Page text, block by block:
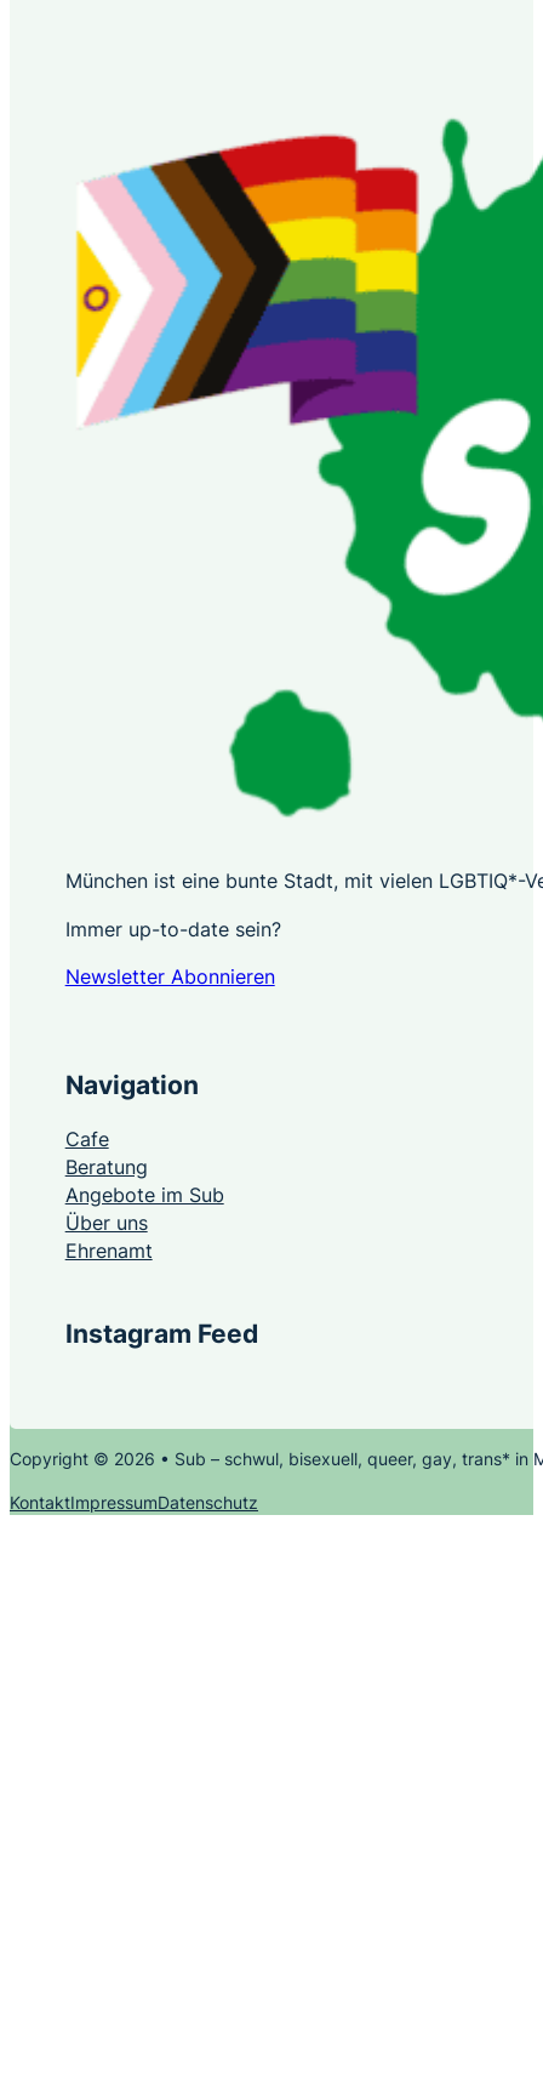
München ist eine bunte Stadt, mit vielen
Immer up-to-date sein?
Newsletter Abonnieren
Navigation
Cafe
Beratung
Angebote im Sub
Über uns
Ehrenamt
Instagram Feed
Copyright © 2026 • Sub – schwul, bisexuell, queer, gay, trans* in
KontaktImpressumDatenschutz